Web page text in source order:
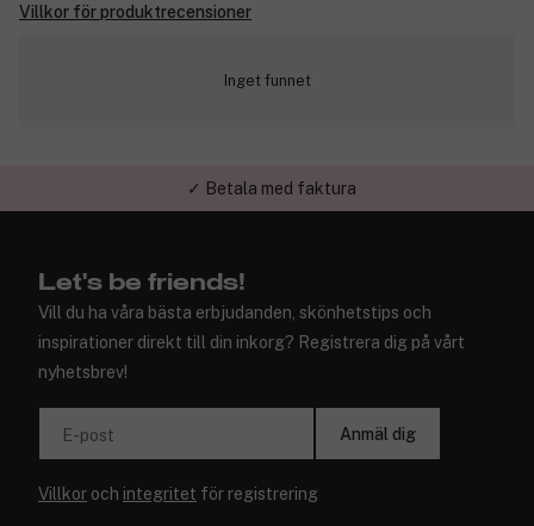
Villkor för produktrecensioner
Inget funnet
✓ Betala med faktura
Let's be friends!
Vill du ha våra bästa erbjudanden, skönhetstips och
inspirationer direkt till din inkorg? Registrera dig på vårt
nyhetsbrev!
E-post Anmäl dig
Villkor och integritet för registrering